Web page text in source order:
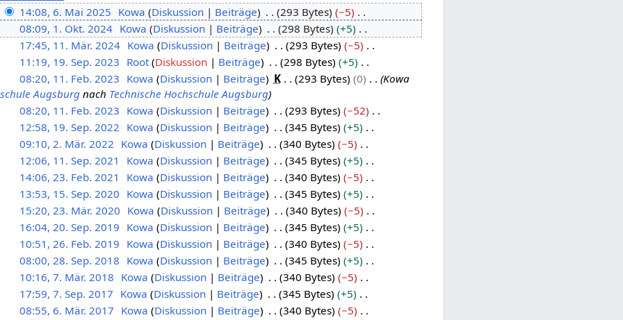
14:08, 6. Mai 2025 Kowa Diskussion Beiträge 293 Bytes
−5
08:09, 1. Okt. 2024 Kowa Diskussion Beiträge 298 Bytes
+5
17:45, 11. Mär. 2024 Kowa Diskussion Beiträge 293 Bytes
−5
11:19, 19. Sep. 2023 Root Diskussion Beiträge 298 Bytes
+5
08:20, 11. Feb. 2023 Kowa Diskussion Beiträge K 293 Bytes 0
Kowa
Augsburgnach Technische Hochschule Augsburg
08:20, 11. Feb. 2023 Kowa Diskussion Beiträge 293 Bytes
−52
12:58, 19. Sep. 2022 Kowa Diskussion Beiträge 345 Bytes
+5
09:10, 2. Mär. 2022 Kowa Diskussion Beiträge 340 Bytes
−5
12:06, 11. Sep. 2021 Kowa Diskussion Beiträge 345 Bytes
+5
14:06, 23. Feb. 2021 Kowa Diskussion Beiträge 340 Bytes
−5
13:53, 15. Sep. 2020 Kowa Diskussion Beiträge 345 Bytes
+5
15:20, 23. Mär. 2020 Kowa Diskussion Beiträge 340 Bytes
−5
16:04, 20. Sep. 2019 Kowa Diskussion Beiträge 345 Bytes
+5
10:51, 26. Feb. 2019 Kowa Diskussion Beiträge 340 Bytes
−5
08:00, 28. Sep. 2018 Kowa Diskussion Beiträge 345 Bytes
+5
10:16, 7. Mär. 2018 Kowa Diskussion Beiträge 340 Bytes
−5
17:59, 7. Sep. 2017 Kowa Diskussion Beiträge 345 Bytes
+5
08:55, 6. Mär. 2017 Kowa Diskussion Beiträge 340 Bytes
−5